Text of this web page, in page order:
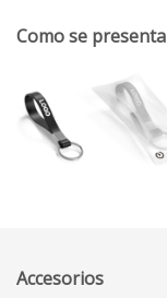
Como se presenta
Accesorios